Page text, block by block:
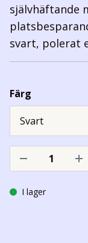
självhäftande
svart, polerat
Färg
I lager